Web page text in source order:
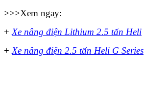
>>>Xem ngay:
+ Xe nâng điện Lithium 2.5 tấn Heli
+ Xe nâng điện 2.5 tấn Heli G Series